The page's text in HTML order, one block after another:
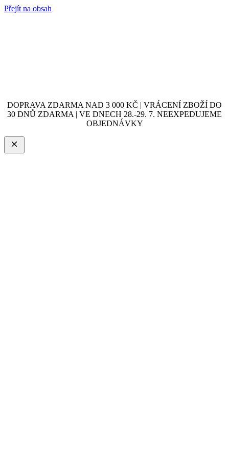
Přejít na obsah
DOPRAVA ZDARMA NAD 3 000 KČ | VRÁCENÍ ZBOŽÍ DO
30 DNŮ ZDARMA | VE DNECH 28.-29. 7. NEEXPEDUJEME
OBJEDNÁVKY